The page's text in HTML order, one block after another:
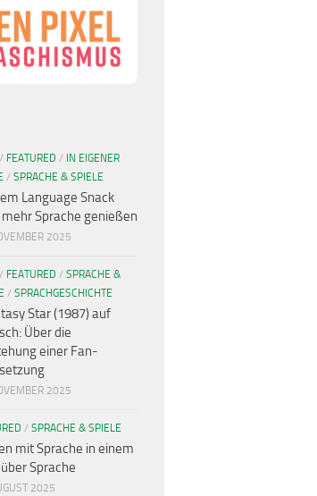
/ FEATURED / IN EIGENER
/ SPRACHE & SPIELE
Language Snack
Sprache genießen
2025
/ FEATURED / SPRACHE &
/ SPRACHGESCHICHTE
Star (1987) auf
Über die
einer Fan-
2025
/ SPRACHE & SPIELE
mit Sprache in einem
Sprache
2025